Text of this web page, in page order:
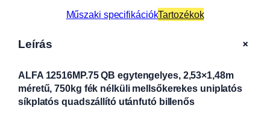
Műszaki specifikációkTartozékok
Leírás +
ALFA 12516MP.75 QB egytengelyes, 2,53×1,48m
méretű, 750kg fék nélküli mellsőkerekes uniplatós
síkplatós quadszállító utánfutó billenős